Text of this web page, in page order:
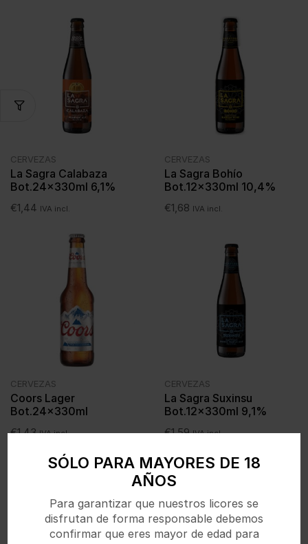
SÓLO PARA MAYORES DE 18
AÑOS
Para garantizar que nuestros licores se
disfrutan de forma responsable debemos
confirmar que eres mayor de edad para
CERVEZAS
La Sagra Calabaza
Bot.24x330ml 6,1%
€1,44 IVA incl.
CERVEZAS
La Sagra Bohío
Bot.12x330ml 10,4%
€1,68 IVA incl.
CERVEZAS
Coors Lager
Bot.24x330ml
€1,43 IVA incl.
CERVEZAS
La Sagra Suxinsu
Bot.12x330ml 9,1%
€1,59 IVA incl.